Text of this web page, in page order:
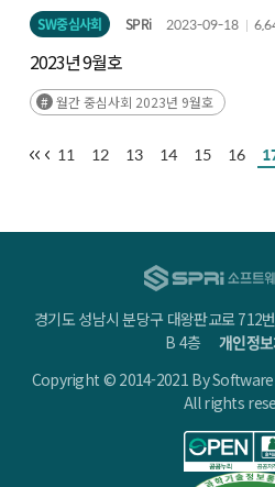
SW중심사회 SPRi 2023-09-18
2023년 9월호
월간 중심사회 2023년 9월호
11 12 13 14 15 16
경기도 성남시 분당구 대왕판교로 712
B 4층개인정
Copyright © 2014-2021 By
All rights